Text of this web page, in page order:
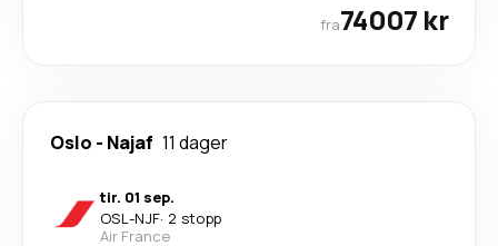
fra74007 kr
Oslo - Najaf 11 dager
tir. 01 sep.
OSL-NJF· 2 stopp
Air France